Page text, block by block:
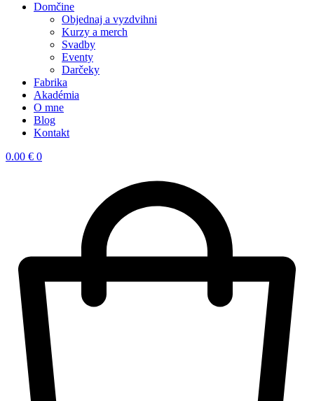
Domčine
Objednaj a vyzdvihni
Kurzy a merch
Svadby
Eventy
Darčeky
Fabrika
Akadémia
O mne
Blog
Kontakt
0.00 € 0